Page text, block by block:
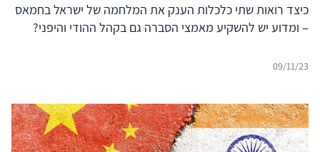
כיצד רואות שתי כלכלות הענק את המלחמה של ישראל בחמאס
– ומדוע יש להשקיע מאמצי הסברה גם בקהל ההודי והיפני?
09/11/23